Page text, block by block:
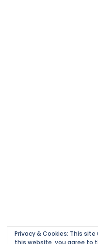
Privacy & Cookies: This
this website, you agree to